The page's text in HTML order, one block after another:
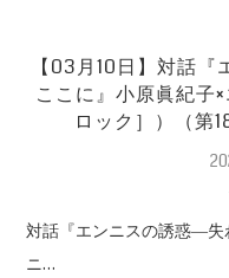
【03月10日】対話
ここに』小原眞紀子
ロック］）（第
対話『エンニスの誘惑―失
ニ…